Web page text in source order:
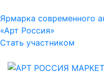
Ярмарка современного
«Арт Россия»
Стать участником